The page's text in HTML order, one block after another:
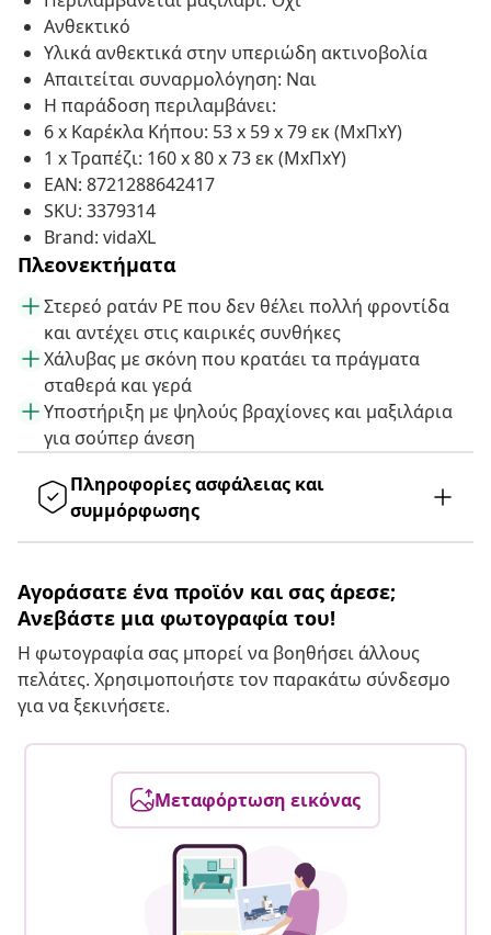
Ανθεκτικό
Υλικά ανθεκτικά στην υπεριώδη ακτινοβολία
Απαιτείται συναρμολόγηση: Ναι
Η παράδοση περιλαμβάνει:
6 x Καρέκλα Κήπου: 53 x 59 x 79 εκ (ΜxΠxΥ)
1 x Τραπέζι: 160 x 80 x 73 εκ (ΜxΠxΥ)
EAN: 8721288642417
SKU: 3379314
Brand: vidaXL
Πλεονεκτήματα
Στερεό ρατάν PE που δεν θέλει πολλή φροντίδα
και αντέχει στις καιρικές συνθήκες
Χάλυβας με σκόνη που κρατάει τα πράγματα
σταθερά και γερά
Υποστήριξη με ψηλούς βραχίονες και μαξιλάρια
για σούπερ άνεση
Πληροφορίες ασφάλειας και
συμμόρφωσης
Αγοράσατε ένα προϊόν και σας άρεσε;
Ανεβάστε μια φωτογραφία του!
Η φωτογραφία σας μπορεί να βοηθήσει άλλους
πελάτες. Χρησιμοποιήστε τον παρακάτω σύνδεσμο
για να ξεκινήσετε.
Μεταφόρτωση εικόνας